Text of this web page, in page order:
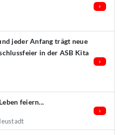
jeder Anfang trägt neue
in der ASB Kita
feiern...